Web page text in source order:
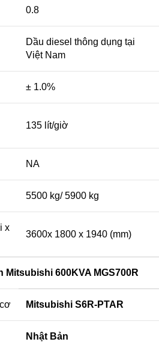
0.8
Dầu diesel thông dụng tại
Việt Nam
± 1.0%
135 lít/giờ
NA
5500 kg/ 5900 kg
x
3600x 1800 x 1940 (mm)
600KVA MGS700R
Mitsubishi S6R-PTAR
Nhật Bản